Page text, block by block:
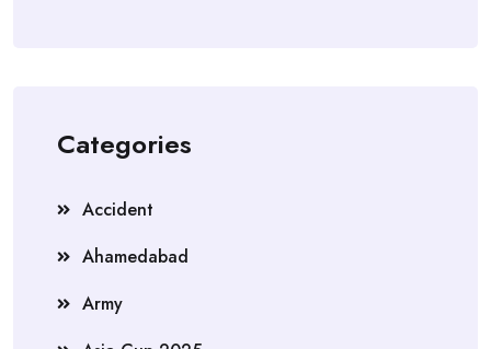
Categories
Accident
Ahamedabad
Army